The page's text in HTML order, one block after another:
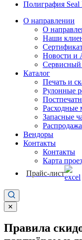
Полиграфия Seal
О направлении
О
Наши
Новости и
Сервисный
Каталог
Печать и
Рулонные
Расходные
Запасные
Распродажа
Вендоры
Контакты
Контакты
Карта
Прайс-лист
✕
Правила